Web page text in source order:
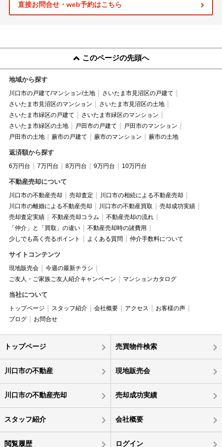
直接お問合せ・web予約はこちら
このページの先頭へ
地域から探す
川口市の戸建て/マンション/土地
さいたま市見沼区の戸建て
さいたま市見沼区のマンション
さいたま市見沼区の土地
さいたま市緑区の戸建て
さいたま市緑区のマンション
さいたま市緑区の土地
戸田市の戸建て
戸田市のマンション
戸田市の土地
蕨市の戸建て 蕨市のマンション 蕨市の土地
返済額から探す
6万円台 7万円台 8万円台 9万円台 10万円台
不動産売却について
川口市の不動産売却 売却査定
川口市の相続による不動産売却
川口市の離婚による不動産売却
川口市の不動産買取
売却成功実績
売却査定実績
不動産売却コラム
不動産売却の流れ
「仲介」と「買取」の違い
不動産売却時の諸費用
少しでも高く売るポイント
よくある質問 仲介手数料について
サイトコンテンツ
現地販売会
今週の最新チラシ
ご友人・ご家族ご友人紹介キャンペーン
マンションカタログ
当社について
トップページ スタッフ紹介 会社概要 アクセス
お客様の声
ブログ
お問合せ
トップページ 売買物件検索
川口市の不動産 現地販売会
川口市の不動産売却 売却成功実績
スタッフ紹介 会社概要
閲覧履歴 ログイン